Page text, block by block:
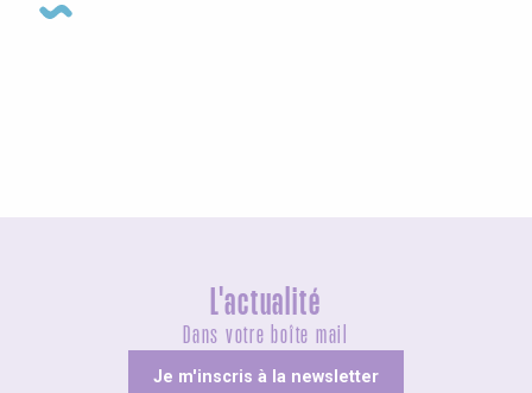
L'actualité
Dans votre boîte mail
Je m'inscris à la newsletter